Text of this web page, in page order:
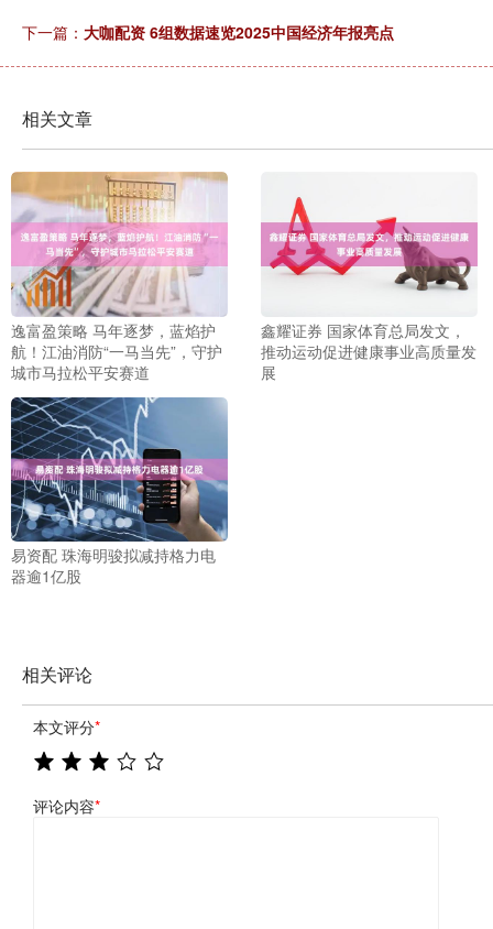
下一篇： 大咖配资 6组数据速览2025中国经济年报亮点
相关文章
逸富盈策略 马年逐梦，蓝焰护
航！江油消防“一马当先”，守护
城市马拉松平安赛道
鑫耀证券 国家体育总局发文，
推动运动促进健康事业高质量发
展
易资配 珠海明骏拟减持格力电
器逾1亿股
相关评论
本文评分*
评论内容*